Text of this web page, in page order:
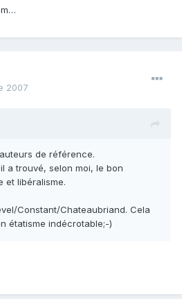
2007
de référence.
a trouvé, selon moi, le bon
et libéralisme.
Constant/Chateaubriand. Cela
étatisme indécrotable;-)